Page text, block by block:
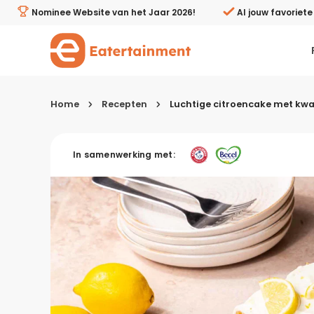
Luchtige citroencake met kwarktopping - Eatertainment
Nominee Website van het Jaar 2026! Al jouw
Kies je menugang
Ontbijt
Lunch & brunch
Tussendoortjes
Voor- & tussengerechten
Home Recepten Luchtige citroencake met
In samenwerking met: